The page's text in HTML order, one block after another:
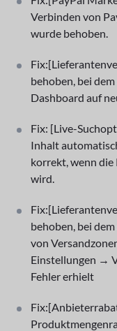
Verbinden von
wurde behoben.
behoben, bei
Dashboard auf
Fix: [Live-
Inhalt
korrekt, wenn
wird.
behoben, bei
von
Einstellungen →
Fehler erhielt